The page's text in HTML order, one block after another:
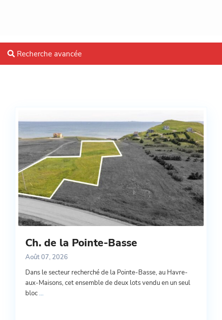
Recherche avancée
Ch. de la Pointe-Basse
Août 07, 2026
Dans le secteur recherché de la Pointe-Basse, au Havre-
aux-Maisons, cet ensemble de deux lots vendu en un seul
bloc...